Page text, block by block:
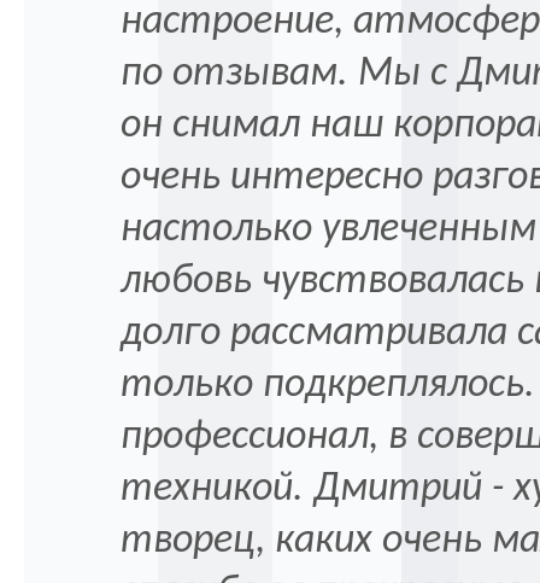
настроение,
по отзывам. Мы с
он снимал наш
очень интересно
настолько
любовь
долго рассматривала
только
профессионал, в
техникой. Дмитрий -
творец, каких очень